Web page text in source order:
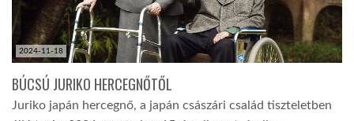
2024-11-18
BÚCSÚ JURIKO HERCEGNŐTŐL
Juriko japán hercegnő, a japán császári család tiszteletben